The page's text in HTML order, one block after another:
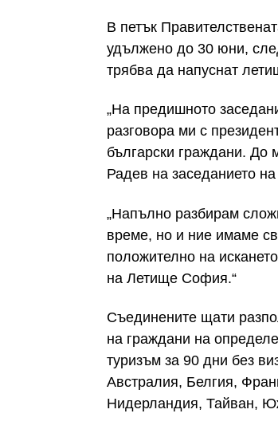
В петък
удължено до 30 юни,
трябва да напуснат
„На предишното
разговора ми с
български граждани. До
Радев на заседанието
„Напълно разбирам
време, но и ние имаме
положително на
на Летище София.“
Съединените щати
на граждани на
туризъм за 90 дни без
Австралия, Белгия,
Нидерландия, Тайван,